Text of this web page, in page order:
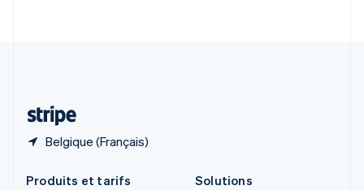
Belgique (Français)
Produits et tarifs
Solutions